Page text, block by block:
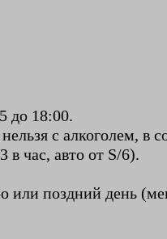
до 18:00.
с алкоголем, в
в час, авто от S/6).
поздний день